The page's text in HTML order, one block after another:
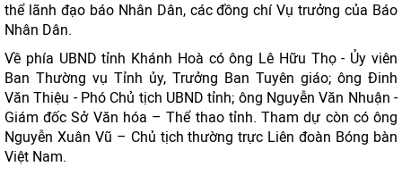
thể lãnh đạo báo Nhân Dân, các đồng chí Vụ trưởng của Báo
Nhân Dân.
Về phía UBND tỉnh Khánh Hoà có ông Lê Hữu Thọ - Ủy viên
Ban Thường vụ Tỉnh ủy, Trưởng Ban Tuyên giáo; ông Đinh
Văn Thiệu - Phó Chủ tịch UBND tỉnh; ông Nguyễn Văn Nhuận -
Giám đốc Sở Văn hóa – Thể thao tỉnh. Tham dự còn có ông
Nguyễn Xuân Vũ – Chủ tịch thường trực Liên đoàn Bóng bàn
Việt Nam.